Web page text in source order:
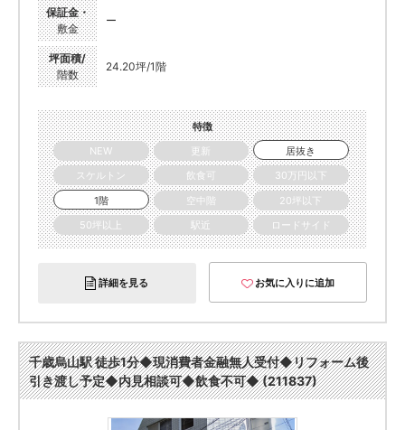
保証金・
敷金
ー
坪面積/
階数
24.20坪/1階
特徴
NEW
更新
居抜き
スケルトン
飲食可
30万円以下
1階
空中階
20坪以下
50坪以上
駅近 ロードサイド
詳細を見る お気に入りに追加
千歳烏山駅 徒歩1分◆現消費者金融無人受付◆リフォーム後
引き渡し予定◆内見相談可◆飲食不可◆ (211837)